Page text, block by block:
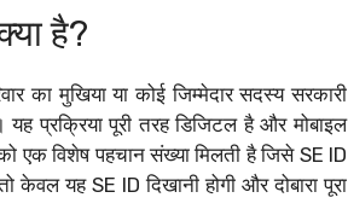
है?
का मुखिया या कोई जिम्मेदार सदस्य सरकारी
प्रक्रिया पूरी तरह डिजिटल है और मोबाइल
एक विशेष पहचान संख्या मिलती है जिसे SE ID
यह SE ID दिखानी होगी और दोबारा पूरा